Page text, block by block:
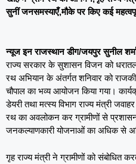
सुनीं जनसमस्याएँ,मौके पर किए कई
न्यूज इन राजस्थान डीग/जयपुर सुनील
राज्य सरकार के सुशासन विजन को
रथ अभियान के अंतर्गत शनिवार को
चौपाल का भव्य आयोजन किया गया।
डेयरी तथा मत्स्य विभाग राज्य मंत्री
रथ का अवलोकन कर ग्रामीणों से प्रशासन
जनकल्याणकारी योजनाओं का अधिक से
गृह राज्य मंत्री ने ग्रामीणों को संबोधित